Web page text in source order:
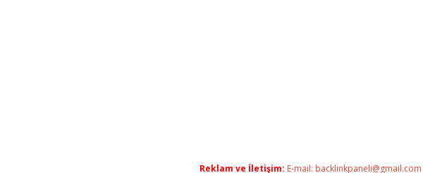
Reklam ve İletişim: E-mail: backlinkpaneli@gmail.com